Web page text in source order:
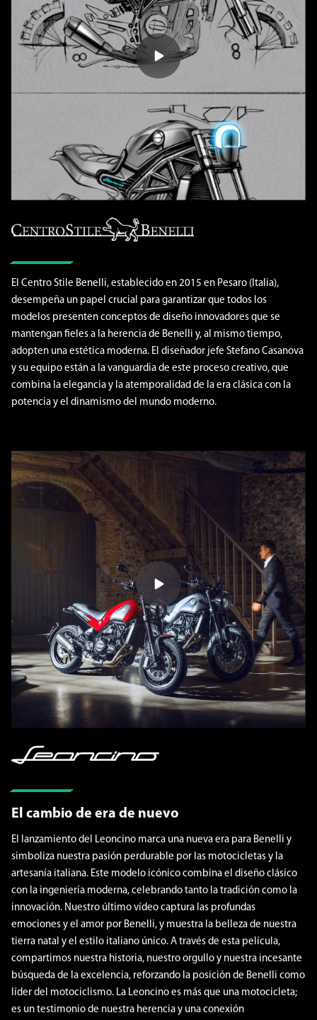
El Centro Stile Benelli, establecido en 2015 en Pesaro (Italia),
desempeña un papel crucial para garantizar que todos los
modelos presenten conceptos de diseño innovadores que se
mantengan fieles a la herencia de Benelli y, al mismo tiempo,
adopten una estética moderna. El diseñador jefe Stefano Casanova
y su equipo están a la vanguardia de este proceso creativo, que
combina la elegancia y la atemporalidad de la era clásica con la
potencia y el dinamismo del mundo moderno.
El cambio de era de nuevo
El lanzamiento del Leoncino marca una nueva era para Benelli y
simboliza nuestra pasión perdurable por las motocicletas y la
artesanía italiana. Este modelo icónico combina el diseño clásico
con la ingeniería moderna, celebrando tanto la tradición como la
innovación. Nuestro último vídeo captura las profundas
emociones y el amor por Benelli, y muestra la belleza de nuestra
tierra natal y el estilo italiano único. A través de esta película,
compartimos nuestra historia, nuestro orgullo y nuestra incesante
búsqueda de la excelencia, reforzando la posición de Benelli como
líder del motociclismo. La Leoncino es más que una motocicleta;
es un testimonio de nuestra herencia y una conexión